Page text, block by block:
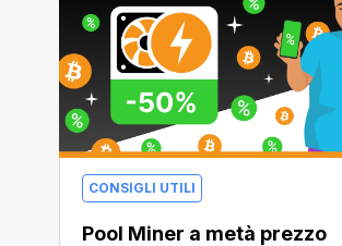
CONSIGLI UTILI
Pool Miner a metà prezzo